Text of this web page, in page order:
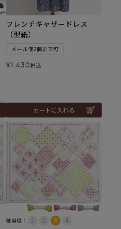
フレンチギャザードレス
（型紙）
メール便2個まで可
¥1,430税込
カートに入れる
難易度：